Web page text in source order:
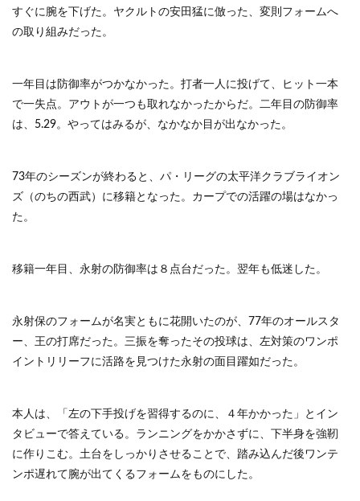
すぐに腕を下げた。ヤクルトの安田猛に倣った、変則フォームへ
の取り組みだった。
一年目は防御率がつかなかった。打者一人に投げて、ヒット一本
で一失点。アウトが一つも取れなかったからだ。二年目の防御率
は、5.29。やってはみるが、なかなか目が出なかった。
73年のシーズンが終わると、パ・リーグの太平洋クラブライオン
ズ（のちの西武）に移籍となった。カープでの活躍の場はなかっ
た。
移籍一年目、永射の防御率は８点台だった。翌年も低迷した。
永射保のフォームが名実ともに花開いたのが、77年のオールスタ
ー、王の打席だった。三振を奪ったその投球は、左対策のワンポ
イントリリーフに活路を見つけた永射の面目躍如だった。
本人は、「左の下手投げを習得するのに、４年かかった」とイン
タビューで答えている。ランニングをかかさずに、下半身を強靭
に作りこむ。土台をしっかりさせることで、踏み込んだ後ワンテ
ンポ遅れて腕が出てくるフォームをものにした。